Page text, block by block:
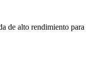
de alto rendimiento para